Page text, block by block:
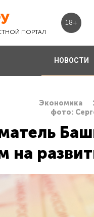
ПОРТАЛ
18+
НОВОСТИ
Экономика
фото:
на